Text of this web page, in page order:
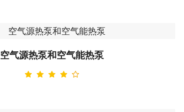
空气源热泵和空气能热泵